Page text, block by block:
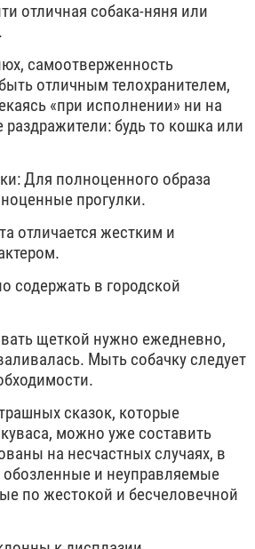
отличная собака-няня или
самоотверженность
отличным телохранителем,
«при исполнении» ни на
раздражители: будь то кошка или
Для полноценного образа
прогулки.
отличается жестким и
содержать в городской
щеткой нужно ежедневно,
Мыть собачку следует
сказок, которые
можно уже составить
на несчастных случаях, в
и неуправляемые
по жестокой и бесчеловечной